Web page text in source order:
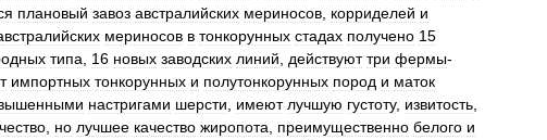
плановый завоз австралийских мериносов корриделей и
мериносов в тонкорунных стадах получено 15
типа 16 новых заводских линий действуют три фермы-
импортных тонкорунных и полутонкорунных пород и маток
настригами шерсти имеют лучшую густоту, извитость
но лучшее качество жиропота преимущественно белого и